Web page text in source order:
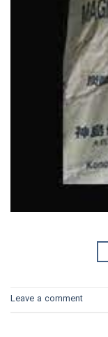
Leave a comment